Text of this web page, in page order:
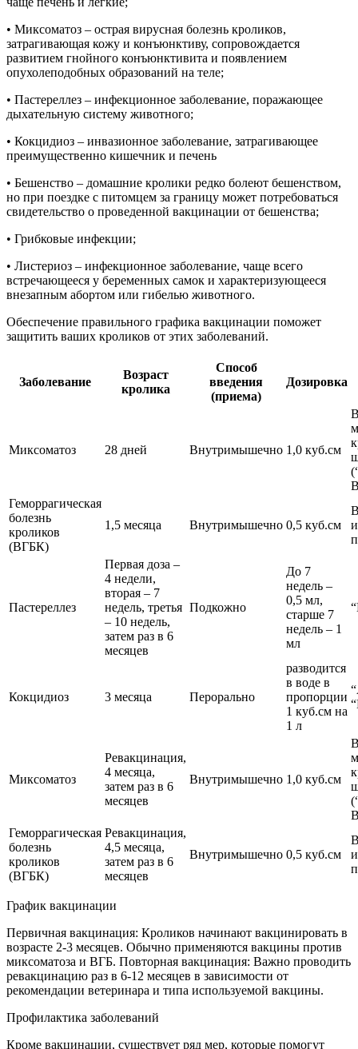
• Миксоматоз – острая вирусная болезнь кроликов,
затрагивающая кожу и конъюнктиву, сопровождается
развитием гнойного конъюнктивита и появлением
опухолеподобных образований на теле;
• Пастереллез – инфекционное заболевание, поражающее
дыхательную систему животного;
• Кокцидиоз – инвазионное заболевание, затрагивающее
преимущественно кишечник и печень
• Бешенство – домашние кролики редко болеют бешенством,
но при поездке с питомцем за границу может потребоваться
свидетельство о проведенной вакцинации от бешенства;
• Грибковые инфекции;
• Листериоз – инфекционное заболевание, чаще всего
встречающееся у беременных самок и характеризующееся
внезапным абортом или гибелью животного.
Обеспечение правильного графика вакцинации поможет
защитить ваших кроликов от этих заболеваний.
Заболевание
Возраст
кролика
Способ
введения
(приема)
Дозировка
Миксоматоз 28 дней Внутримышечно 1,0 куб.см
Геморрагическая
болезнь
кроликов
(ВГБК)
1,5 месяца Внутримышечно 0,5 куб.см
Пастереллез
Первая доза –
4 недели,
вторая – 7
недель, третья
– 10 недель,
затем раз в 6
месяцев
Подкожно
До 7
недель –
0,5 мл,
старше 7
недель – 1
мл
Кокцидиоз 3 месяца Перорально
разводится
в воде в
пропорции
1 куб.см на
1 л
Миксоматоз
Ревакцинация,
4 месяца,
затем раз в 6
месяцев
Внутримышечно 1,0 куб.см
Геморрагическая
болезнь
кроликов
(ВГБК)
Ревакцинация,
4,5 месяца,
затем раз в 6
месяцев
Внутримышечно 0,5 куб.см
График вакцинации
Первичная вакцинация: Кроликов начинают вакцинировать в
возрасте 2-3 месяцев. Обычно применяются вакцины против
миксоматоза и ВГБ. Повторная вакцинация: Важно проводить
ревакцинацию раз в 6-12 месяцев в зависимости от
рекомендации ветеринара и типа используемой вакцины.
Профилактика заболеваний
Кроме вакцинации, существует ряд мер, которые помогут